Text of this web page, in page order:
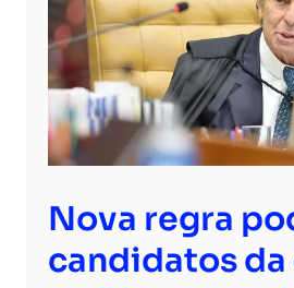
Nova regra
candidatos